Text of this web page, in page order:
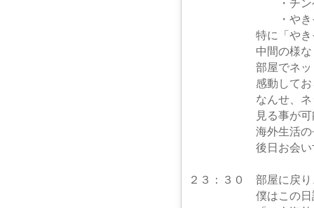
・チンゲン菜の
・やきそば
特に「やきそば」
中間の様なも
部屋でネットを使
感動しておら
なんせ、ネットの
見る事が可能な
海外生活の長い方
後日お会いする約
２３：３０ 部屋に戻
僕はこの日誌を記